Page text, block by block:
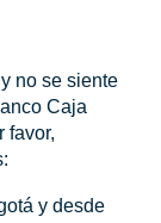
no se siente
Caja
favor,
y desde